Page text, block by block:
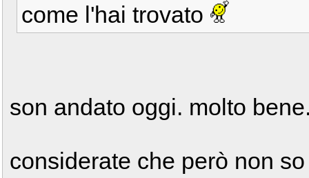
come l'hai trovato
son andato oggi. molto
considerate che però non